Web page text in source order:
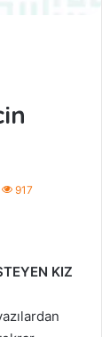
917
KIZ